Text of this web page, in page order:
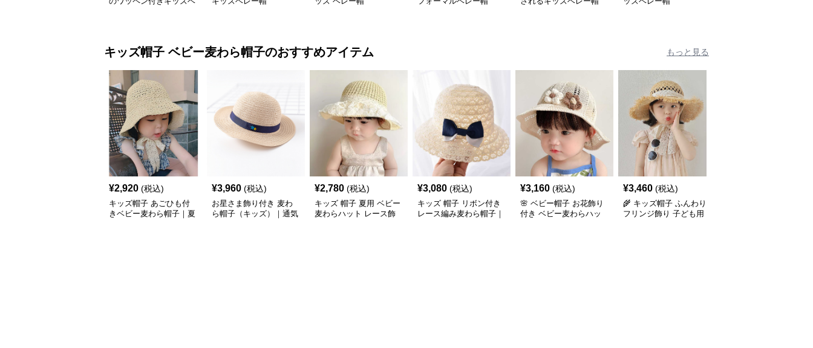
キッズ帽子 ベビー麦わら帽子のおすすめアイテム もっと見る
¥2,920 (税込)
キッズ帽子 あごひも付
きベビー麦わら帽子｜夏
¥3,960 (税込)
お星さま飾り付き 麦わ
ら帽子（キッズ）｜通気
¥2,780 (税込)
キッズ 帽子 夏用 ベビー
麦わらハット レース飾
¥3,080 (税込)
キッズ 帽子 リボン付き
レース編み麦わら帽子｜
¥3,160 (税込)
🌸 ベビー帽子 お花飾り
付き ベビー麦わらハッ
¥3,460 (税込)
🌾 キッズ帽子 ふんわり
フリンジ飾り 子ども用